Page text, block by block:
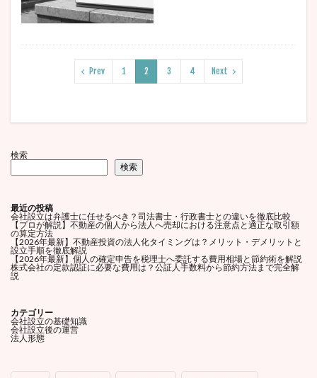
Prev 1 2 3 4 Next
検索
検索
最近の投稿
会社設立は弁護士に任せるべき？司法書士・行政書士との違いを徹底比較
【プロが解説】不動産の個人から法人へ売却における注意点と適正な取引額
の算定方法
【2026年最新】不動産投資の法人化タイミングは？メリット・デメリットと
設立手順を徹底解説
【2026年最新】個人の確定申告を税理士へ委託する費用相場と節約術を解説
株式会社の定款認証に必要な費用は？公証人手数料から節約方法まで完全解
説
カテゴリー
会社設立の基礎知識
会社設立後の運営
法人形態